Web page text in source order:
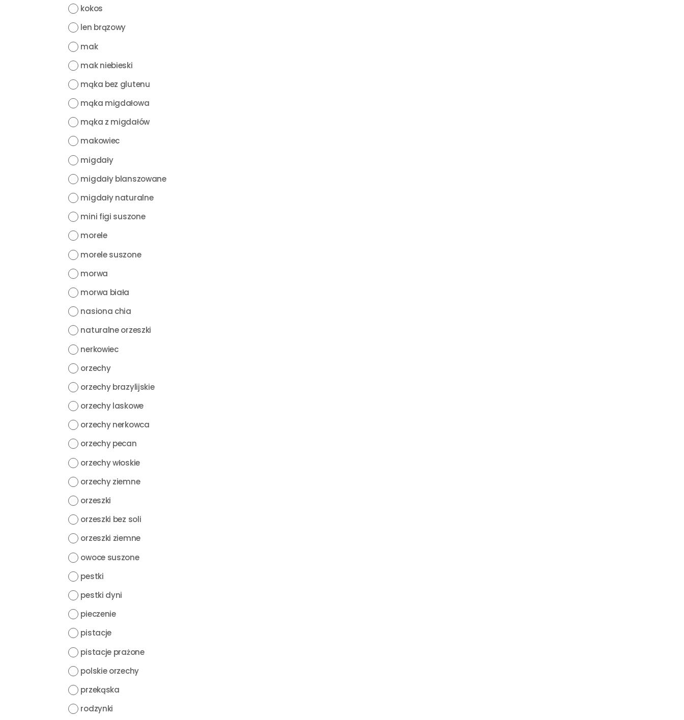
kokos
len brązowy
mak
mak niebieski
mąka bez glutenu
mąka migdałowa
mąka z migdałów
makowiec
migdały
migdały blanszowane
migdały naturalne
mini figi suszone
morele
morele suszone
morwa
morwa biała
nasiona chia
naturalne orzeszki
nerkowiec
orzechy
orzechy brazylijskie
orzechy laskowe
orzechy nerkowca
orzechy pecan
orzechy włoskie
orzechy ziemne
orzeszki
orzeszki bez soli
orzeszki ziemne
owoce suszone
pestki
pestki dyni
pieczenie
pistacje
pistacje prażone
polskie orzechy
przekąska
rodzynki